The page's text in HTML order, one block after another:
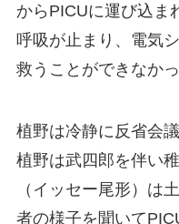
からPICUに運び込ま
呼吸が止まり、電気
救うことができなかっ
植野は冷静に反省会
植野は武四郎を伴い
（イッセー尾形）は
者の様子を聞いて